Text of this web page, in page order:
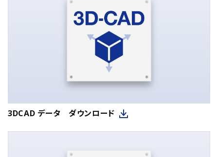
3DCAD データ ダウンロード